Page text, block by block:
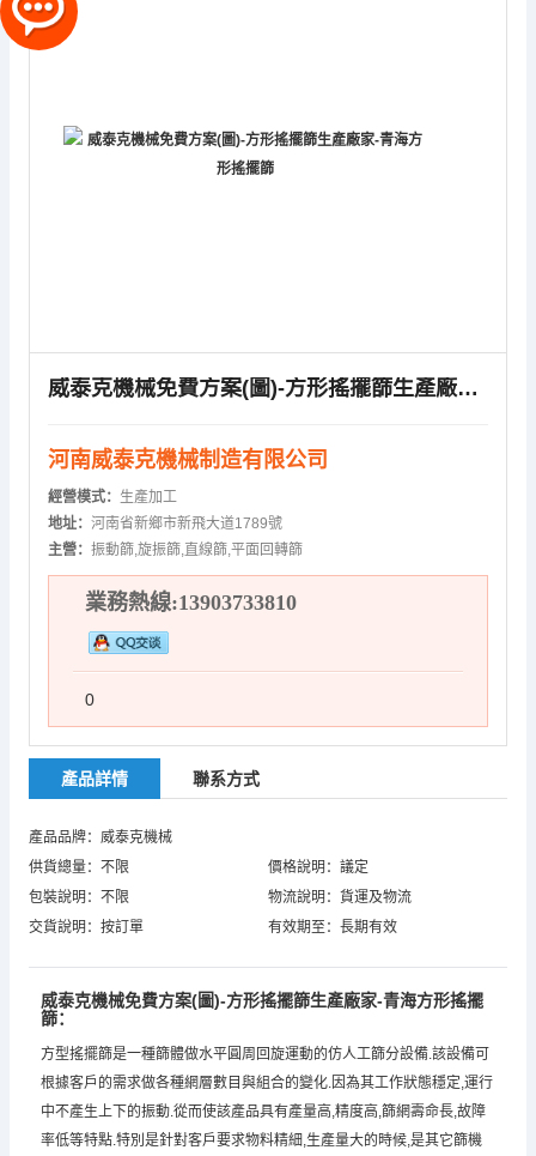
威泰克機械免費方案(圖)-方形搖擺篩生產廠家-青海方形搖擺篩
河南威泰克機械制造有限公司
經營模式： 生產加工
地址： 河南省新鄉市新飛大道1789號
主營： 振動篩,旋振篩,直線篩,平面回轉篩
業務熱線:13903733810
0
產品詳情 聯系方式
產品品牌：威泰克機械
供貨總量：不限
價格說明：議定
包裝說明：不限
物流說明：貨運及物流
交貨說明：按訂單
有效期至：長期有效
威泰克機械免費方案(圖)-方形搖擺篩生產廠家-青海方形搖擺
篩：
方型搖擺篩是一種篩體做水平圓周回旋運動的仿人工篩分設備.該設備可
根據客戶的需求做各種網層數目與組合的變化.因為其工作狀態穩定,運行
中不產生上下的振動.從而使該產品具有產量高,精度高,篩網壽命長,故障
率低等特點.特別是針對客戶要求物料精細,生產量大的時候,是其它篩機